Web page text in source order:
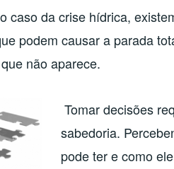
caso da crise hídrica,
podem causar a parada
não aparece.
Tomar decisões
sabedoria.
pode ter e como